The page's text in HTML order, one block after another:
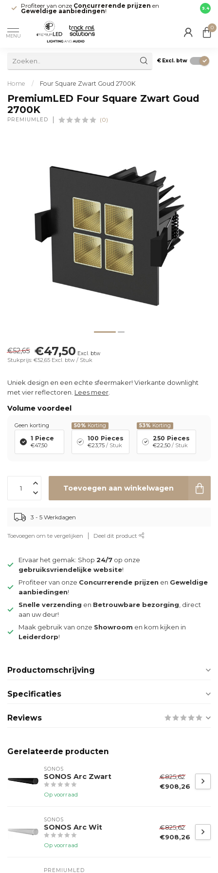
Profiteer van onze Concurrerende prijzen en
Geweldige aanbiedingen! direct
9.4
MENU
0
€ Excl. btw
Home / Four Square Zwart Goud 2700K
PremiumLED Four Square Zwart Goud
2700K
PREMIUMLED (0)
€52,65 €47,50 Excl. btw
Stukprijs: €52,65 Excl. btw / Stuk
Uniek design en een echte sfeermaker! Vierkante downlight
met vier reflectoren. Lees meer
Volume voordeel
Geen korting
1 Piece
€47,50
50% Korting
100 Pieces
€23,75 / Stuk
53% Korting
250 Pieces
€22,50 / Stuk
Toevoegen aan winkelwagen
3 - 5 Werkdagen
Toevoegen om te vergelijken Deel dit product
Ervaar het gemak: Shop 24/7 op onze
gebruiksvriendelijke website!
Profiteer van onze Concurrerende prijzen en Geweldige
aanbiedingen!
Snelle verzending en Betrouwbare bezorging , direct
aan uw deur!
Maak gebruik van onze Showroom en kom kijken in
Leiderdorp!
Productomschrijving
Specificaties
Reviews
Gerelateerde producten
SONOS
SONOS Arc Zwart
Op voorraad
€825,62
€908,26
SONOS
SONOS Arc Wit
Op voorraad
€825,62
€908,26
PREMIUMLED